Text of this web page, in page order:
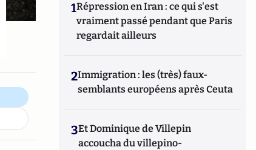
1Répression en Iran : ce qui s'est
vraiment passé pendant que Paris
regardait ailleurs
2Immigration : les (très) faux-
semblants européens après Ceuta
3Et Dominique de Villepin
accoucha du villepino-